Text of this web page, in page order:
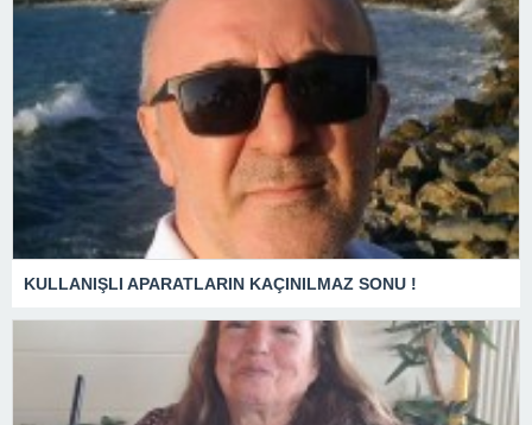
KULLANIŞLI APARATLARIN KAÇINILMAZ SONU !